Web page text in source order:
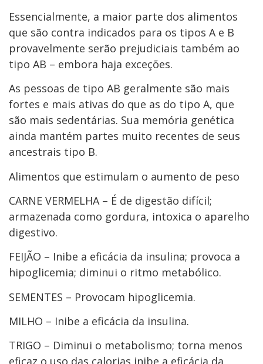
Essencialmente, a maior parte dos alimentos
que são contra indicados para os tipos A e B
provavelmente serão prejudiciais também ao
tipo AB – embora haja exceções.
As pessoas de tipo AB geralmente são mais
fortes e mais ativas do que as do tipo A, que
são mais sedentárias. Sua memória genética
ainda mantém partes muito recentes de seus
ancestrais tipo B.
Alimentos que estimulam o aumento de peso
CARNE VERMELHA – É de digestão difícil;
armazenada como gordura, intoxica o aparelho
digestivo.
FEIJÃO – Inibe a eficácia da insulina; provoca a
hipoglicemia; diminui o ritmo metabólico.
SEMENTES – Provocam hipoglicemia.
MILHO – Inibe a eficácia da insulina.
TRIGO – Diminui o metabolismo; torna menos